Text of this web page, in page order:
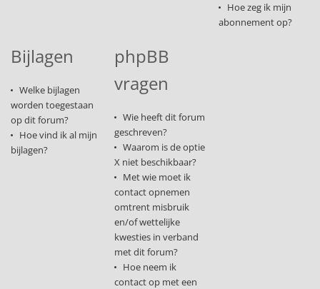
Hoe zeg ik mijn
abonnement op?
Bijlagen
Welke bijlagen
worden toegestaan
op dit forum?
Hoe vind ik al mijn
bijlagen?
phpBB
vragen
Wie heeft dit forum
geschreven?
Waarom is de optie
X niet beschikbaar?
Met wie moet ik
contact opnemen
omtrent misbruik
en/of wettelijke
kwesties in verband
met dit forum?
Hoe neem ik
contact op met een